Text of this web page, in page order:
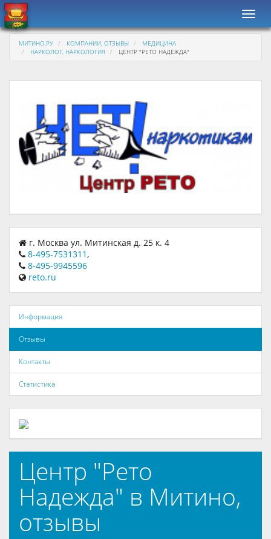
МИТИНО.РУ КОМПАНИИ, ОТЗЫВЫ
МЕДИЦИНА
НАРКОЛОГ, НАРКОЛОГИЯ
ЦЕНТР "РЕТО НАДЕЖДА"
г. Москва ул. Митинская д. 25 к. 4
8-495-7531311,
8-495-9945596
reto.ru
Информация
Отзывы
Контакты
Статистика
Центр "Рето
Надежда" в Митино,
отзывы